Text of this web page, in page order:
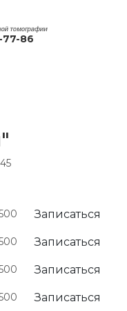
77-86
Записаться
Записаться
Записаться
Записаться